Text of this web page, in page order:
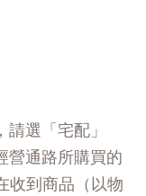
選「宅配」
營通路所購買的
收到商品（以物